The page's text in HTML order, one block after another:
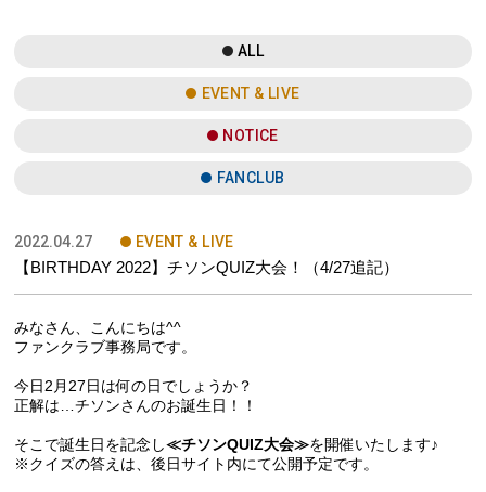
ALL
EVENT & LIVE
NOTICE
FANCLUB
2022.04.27 EVENT & LIVE
【BIRTHDAY 2022】チソンQUIZ大会！（4/27追記）
みなさん、こんにちは^^
ファンクラブ事務局です。
今日2月27日は何の日でしょうか？
正解は…チソンさんのお誕生日！！
そこで誕生日を記念し≪チソンQUIZ大会≫を開催いたします♪
※クイズの答えは、後日サイト内にて公開予定です。